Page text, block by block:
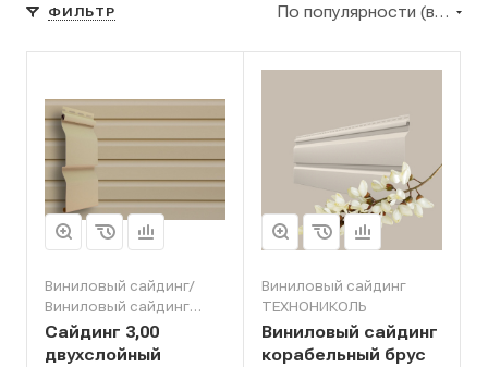
ФИЛЬТР По популярности (возрастание)
Виниловый сайдинг/
Виниловый сайдинг
Grand Line
Сайдинг 3,00
двухслойный
Виниловый сайдинг
ТЕХНОНИКОЛЬ
Виниловый сайдинг
корабельный брус